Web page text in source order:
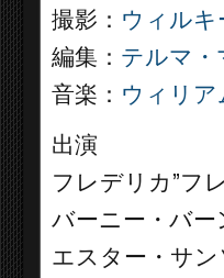
撮影： ウィルキ
編集： テルマ・
音楽： ウィリア
出演
フレデリカ”フ
バーニー・バー
エスター・サン